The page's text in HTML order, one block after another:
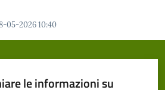
05-2026 10:40
le informazioni su